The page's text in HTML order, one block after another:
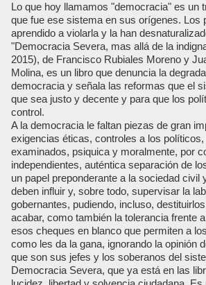
Lo que hoy llamamos "democracia" es un
que fue ese sistema en sus orígenes. Los
aprendido a violarla y la han
"Democracia Severa, mas allá de la
2015), de Francisco Rubiales Moreno y
Molina, es un libro que denuncia la
democracia y señala las reformas que el
que sea justo y decente y para que los
control.
A la democracia le faltan piezas de gran
exigencias éticas, controles a los
examinados, psiquica y moralmente, por
independientes, auténtica separación de
un papel preponderante a la sociedad civil
deben influir y, sobre todo, supervisar la
gobernantes, pudiendo, incluso,
acabar, como también la tolerancia frente
esos cheques en blanco que permiten a
como les da la gana, ignorando la opinión
que son sus jefes y los soberanos del
Democracia Severa, que ya está en las